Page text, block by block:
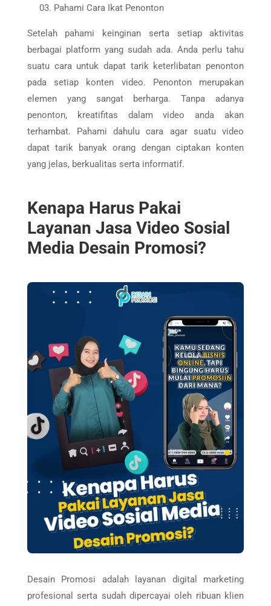
Pahami Cara Ikat Penonton
Setelah pahami keinginan serta setiap aktivitas
berbagai platform yang sudah ada. Anda perlu tahu
suatu cara untuk dapat tarik keterlibatan penonton
pada setiap konten video. Penonton merupakan
elemen yang sangat berharga. Tanpa adanya
penonton, kreatifitas dalam video anda akan
terhambat. Pahami dahulu cara agar suatu video
dapat tarik banyak orang dengan ciptakan konten
yang jelas, berkualitas serta informatif.
Kenapa Harus Pakai
Layanan Jasa Video Sosial
Media Desain Promosi?
Desain Promosi adalah layanan digital marketing
profesional serta sudah dipercayai oleh ribuan klien